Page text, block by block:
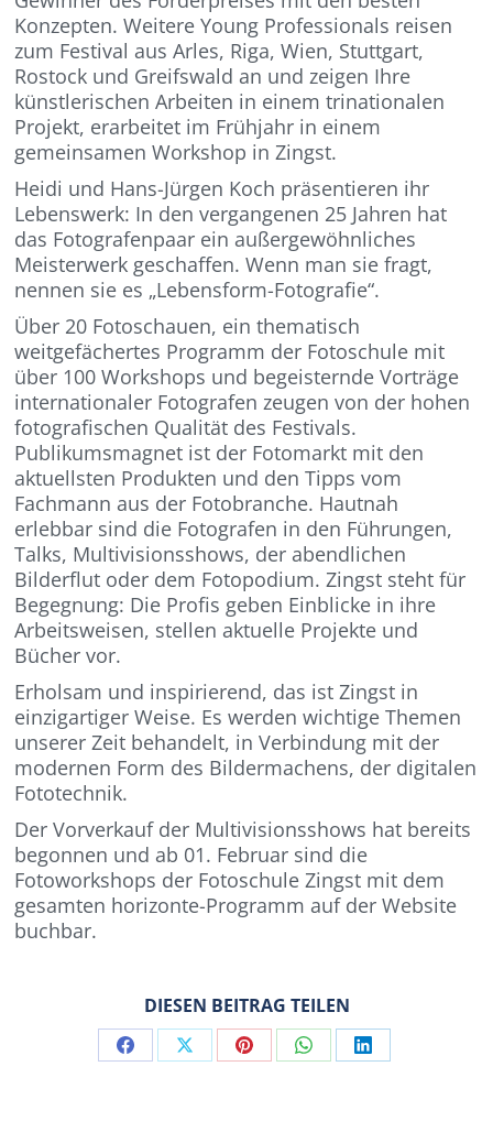
Konzepten. Weitere Young Professionals reisen
zum Festival aus Arles, Riga, Wien, Stuttgart,
Rostock und Greifswald an und zeigen Ihre
künstlerischen Arbeiten in einem trinationalen
Projekt, erarbeitet im Frühjahr in einem
gemeinsamen Workshop in Zingst.
Heidi und Hans-Jürgen Koch präsentieren ihr
Lebenswerk: In den vergangenen 25 Jahren hat
das Fotografenpaar ein außergewöhnliches
Meisterwerk geschaffen. Wenn man sie fragt,
nennen sie es „Lebensform-Fotografie“.
Über 20 Fotoschauen, ein thematisch
weitgefächertes Programm der Fotoschule mit
über 100 Workshops und begeisternde Vorträge
internationaler Fotografen zeugen von der hohen
fotografischen Qualität des Festivals.
Publikumsmagnet ist der Fotomarkt mit den
aktuellsten Produkten und den Tipps vom
Fachmann aus der Fotobranche. Hautnah
erlebbar sind die Fotografen in den Führungen,
Talks, Multivisionsshows, der abendlichen
Bilderflut oder dem Fotopodium. Zingst steht für
Begegnung: Die Profis geben Einblicke in ihre
Arbeitsweisen, stellen aktuelle Projekte und
Bücher vor.
Erholsam und inspirierend, das ist Zingst in
einzigartiger Weise. Es werden wichtige Themen
unserer Zeit behandelt, in Verbindung mit der
modernen Form des Bildermachens, der digitalen
Fototechnik.
Der Vorverkauf der Multivisionsshows hat bereits
begonnen und ab 01. Februar sind die
Fotoworkshops der Fotoschule Zingst mit dem
gesamten horizonte-Programm auf der Website
buchbar.
DIESEN BEITRAG TEILEN
Share Share Share Share Share